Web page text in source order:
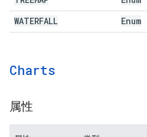
WATERFALL Enum
Charts
属性